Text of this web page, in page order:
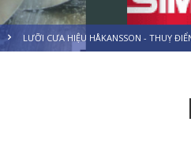
LƯỠI CƯA HIỆU HÅKANSSON - THUỴ